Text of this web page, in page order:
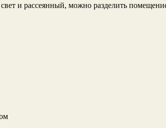
и рассеянный, можно разделить